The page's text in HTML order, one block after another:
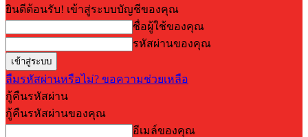
ยินดีต้อนรับ! เข้าสู่ระบบบัญชีของคุณ
ชื่อผู้ใช้ของคุณ
รหัสผ่านของคุณ
ลืมรหัสผ่านหรือไม่? ขอความช่วยเหลือ
กู้คืนรหัสผ่าน
กู้คืนรหัสผ่านของคุณ
อีเมล์ของคุณ